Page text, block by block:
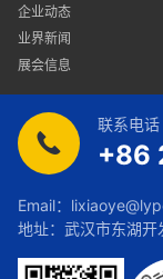
企业动态
业界新闻
展会信息
联系电话
+86
Email：
地址：武汉市东湖